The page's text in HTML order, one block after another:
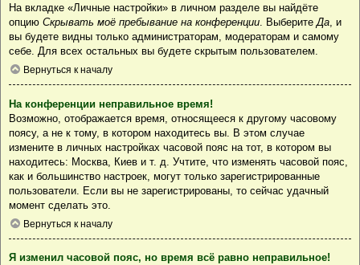
На вкладке «Личные настройки» в личном разделе вы найдёте
опцию Скрывать моё пребывание на конференции . Выберите Да , и
вы будете видны только администраторам, модераторам и самому
себе. Для всех остальных вы будете скрытым пользователем.
Вернуться к началу
На конференции неправильное время!
Возможно, отображается время, относящееся к другому часовому
поясу, а не к тому, в котором находитесь вы. В этом случае
измените в личных настройках часовой пояс на тот, в котором вы
находитесь: Москва, Киев и т. д. Учтите, что изменять часовой пояс,
как и большинство настроек, могут только зарегистрированные
пользователи. Если вы не зарегистрированы, то сейчас удачный
момент сделать это.
Вернуться к началу
Я изменил часовой пояс, но время всё равно неправильное!